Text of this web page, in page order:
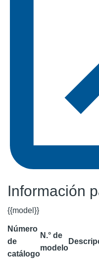
Información
{{model}}
Número
de
catálogo
N.° de
modelo